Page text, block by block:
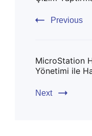
Previous
MicroStation
Yönetimi ile
Next